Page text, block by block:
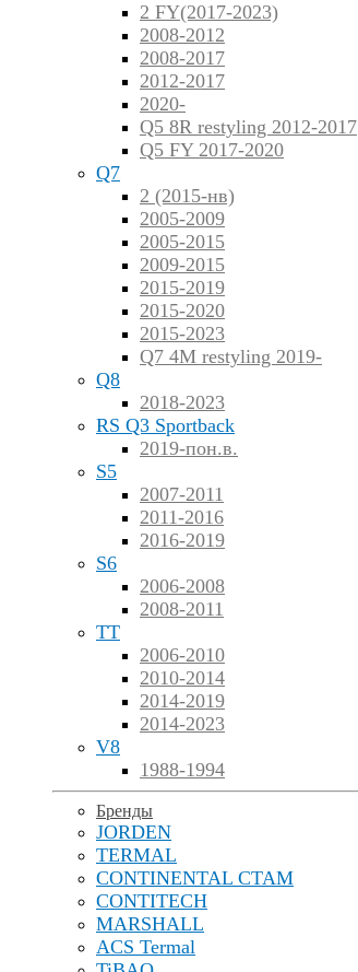
2 FY(2017-2023)
2008-2012
2008-2017
2012-2017
2020-
Q5 8R restyling 2012-2017
Q5 FY 2017-2020
Q7
2 (2015-нв)
2005-2009
2005-2015
2009-2015
2015-2019
2015-2020
2015-2023
Q7 4M restyling 2019-
Q8
2018-2023
RS Q3 Sportback
2019-пон.в.
S5
2007-2011
2011-2016
2016-2019
S6
2006-2008
2008-2011
TT
2006-2010
2010-2014
2014-2019
2014-2023
V8
1988-1994
Бренды
JORDEN
TERMAL
CONTINENTAL CTAM
CONTITECH
MARSHALL
ACS Termal